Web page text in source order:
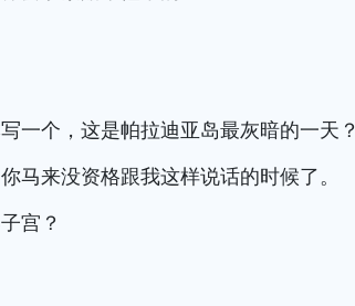
一个，这是帕拉迪亚岛最灰暗的一天？
马来没资格跟我这样说话的时候了。
宫？